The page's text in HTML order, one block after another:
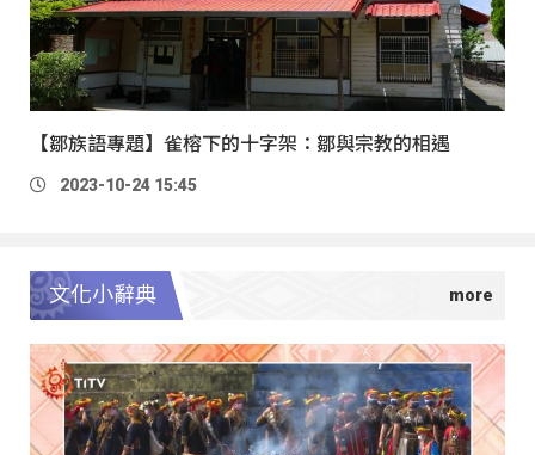
【鄒族語專題】雀榕下的十字架：鄒與宗教的相遇
2023-10-24 15:45
文化小辭典